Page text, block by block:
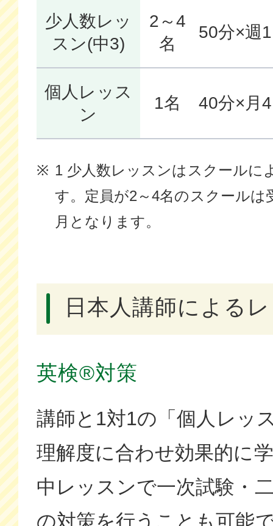
少人数レッ
スン(中3)
2～4
名
50分×週
個人レッス
ン
1名 40分×月
1 少人数レッスンはスクールに
す。定員が2～4名のスクールは
月となります。
日本人講師による
英検®対策
講師と1対1の「個人レッ
理解度に合わせ効果的に
中レッスンで一次試験・
の対策を行うことも可能